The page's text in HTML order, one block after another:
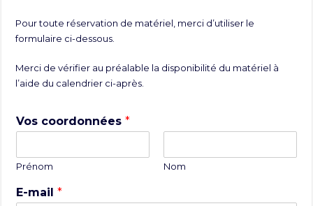
Pour toute réservation de matériel, merci d’utiliser le
formulaire ci-dessous.
Merci de vérifier au préalable la disponibilité du matériel à
l’aide du calendrier ci-après.
Vos coordonnées*
Prénom Nom
E-mail*